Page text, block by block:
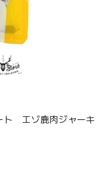
エゾ鹿肉ジャーキ